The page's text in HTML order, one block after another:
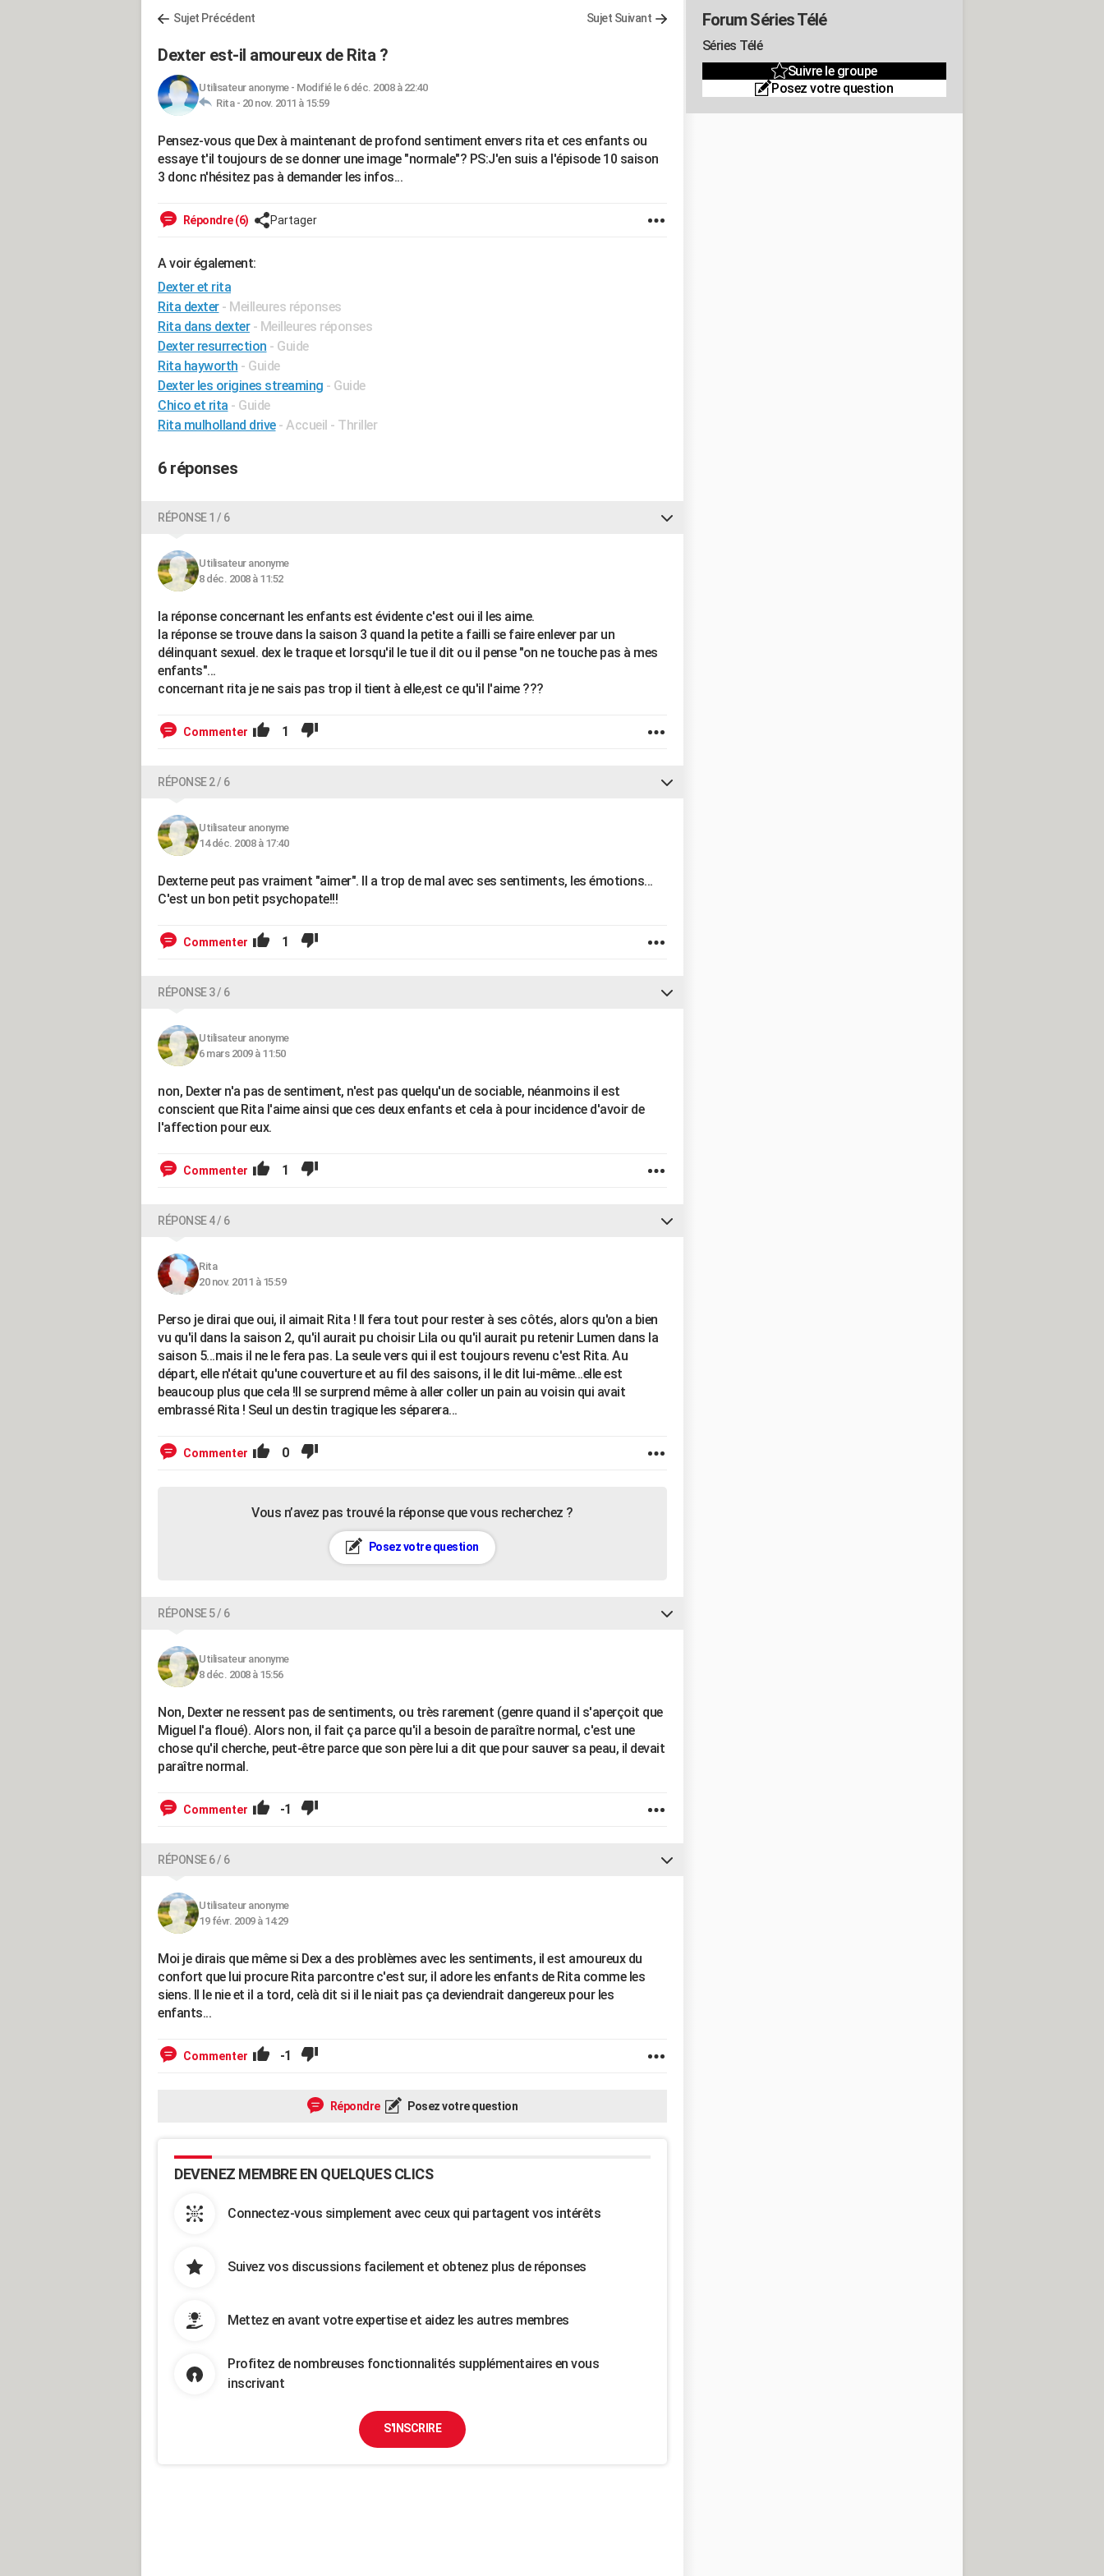
Sujet Précédent Sujet Suivant
Dexter est-il amoureux de Rita ?
Utilisateur anonyme- Modifié le 6 déc. 2008 à 22:40
Rita - 20 nov. 2011 à 15:59
Pensez-vous que Dex à maintenant de profond sentiment envers rita et ces enfants ou
essaye t'il toujours de se donner une image "normale"? PS:J'en suis a l'épisode 10 saison
3 donc n'hésitez pas à demander les infos...
Répondre (6) Partager
A voir également:
Dexter et rita
Rita dexter - Meilleures réponses
Rita dans dexter - Meilleures réponses
Dexter resurrection - Guide
Rita hayworth - Guide
Dexter les origines streaming - Guide
Chico et rita - Guide
Rita mulholland drive - Accueil - Thriller
6 réponses
RÉPONSE 1 / 6
Utilisateur anonyme
8 déc. 2008 à 11:52
la réponse concernant les enfants est évidente c'est oui il les aime.
la réponse se trouve dans la saison 3 quand la petite a failli se faire enlever par un
délinquant sexuel. dex le traque et lorsqu'il le tue il dit ou il pense "on ne touche pas à mes
enfants"...
concernant rita je ne sais pas trop il tient à elle,est ce qu'il l'aime ???
Commenter 1
RÉPONSE 2 / 6
Utilisateur anonyme
14 déc. 2008 à 17:40
Dexterne peut pas vraiment "aimer". Il a trop de mal avec ses sentiments, les émotions...
C'est un bon petit psychopate!!!
Commenter 1
RÉPONSE 3 / 6
Utilisateur anonyme
6 mars 2009 à 11:50
non, Dexter n'a pas de sentiment, n'est pas quelqu'un de sociable, néanmoins il est
conscient que Rita l'aime ainsi que ces deux enfants et cela à pour incidence d'avoir de
l'affection pour eux.
Commenter 1
RÉPONSE 4 / 6
Rita
20 nov. 2011 à 15:59
Perso je dirai que oui, il aimait Rita ! Il fera tout pour rester à ses côtés, alors qu'on a bien
vu qu'il dans la saison 2, qu'il aurait pu choisir Lila ou qu'il aurait pu retenir Lumen dans la
saison 5...mais il ne le fera pas. La seule vers qui il est toujours revenu c'est Rita. Au
départ, elle n'était qu'une couverture et au fil des saisons, il le dit lui-même...elle est
beaucoup plus que cela !Il se surprend même à aller coller un pain au voisin qui avait
embrassé Rita ! Seul un destin tragique les séparera...
Commenter 0
Vous n’avez pas trouvé la réponse que vous recherchez ?
Posez votre question
RÉPONSE 5 / 6
Utilisateur anonyme
8 déc. 2008 à 15:56
Non, Dexter ne ressent pas de sentiments, ou très rarement (genre quand il s'aperçoit que
Miguel l'a floué). Alors non, il fait ça parce qu'il a besoin de paraître normal, c'est une
chose qu'il cherche, peut-être parce que son père lui a dit que pour sauver sa peau, il devait
paraître normal.
Commenter -1
RÉPONSE 6 / 6
Utilisateur anonyme
19 févr. 2009 à 14:29
Moi je dirais que même si Dex a des problèmes avec les sentiments, il est amoureux du
confort que lui procure Rita parcontre c'est sur, il adore les enfants de Rita comme les
siens. Il le nie et il a tord, celà dit si il le niait pas ça deviendrait dangereux pour les
enfants...
Commenter -1
Répondre Posez votre question
DEVENEZ MEMBRE EN QUELQUES CLICS
Connectez-vous simplement avec ceux qui partagent vos intérêts
Suivez vos discussions facilement et obtenez plus de réponses
Mettez en avant votre expertise et aidez les autres membres
Profitez de nombreuses fonctionnalités supplémentaires en vous
inscrivant
S'INSCRIRE
Forum Séries Télé
Séries Télé
Suivre le groupe
Posez votre question